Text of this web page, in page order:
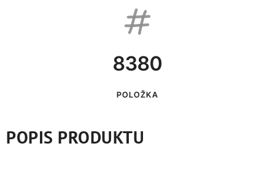
8380
POLOŽKA
POPIS PRODUKTU